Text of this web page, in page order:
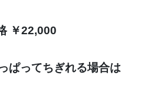
￥22,000
ぱってちぎれる場合は